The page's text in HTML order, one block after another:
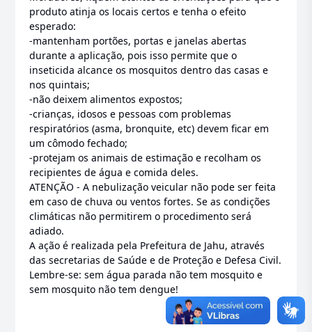
produto atinja os locais certos e tenha o efeito
esperado:
-mantenham portões, portas e janelas abertas
durante a aplicação, pois isso permite que o
inseticida alcance os mosquitos dentro das casas e
nos quintais;
-não deixem alimentos expostos;
-crianças, idosos e pessoas com problemas
respiratórios (asma, bronquite, etc) devem ficar em
um cômodo fechado;
-protejam os animais de estimação e recolham os
recipientes de água e comida deles.
ATENÇÃO - A nebulização veicular não pode ser feita
em caso de chuva ou ventos fortes. Se as condições
climáticas não permitirem o procedimento será
adiado.
A ação é realizada pela Prefeitura de Jahu, através
das secretarias de Saúde e de Proteção e Defesa Civil.
Lembre-se: sem água parada não tem mosquito e
sem mosquito não tem dengue!